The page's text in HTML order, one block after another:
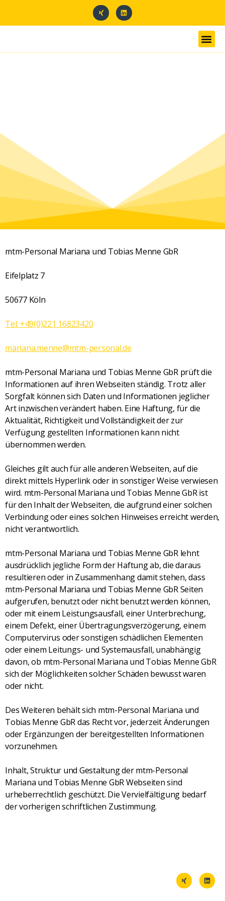
mtm-Personal Mariana und Tobias Menne GbR
Eifelplatz 7
50677 Köln
Tel: +49(0)221 16823420
mariana.menne@mtm-personal.de
mtm-Personal Mariana und Tobias Menne GbR prüft die
Informationen auf ihren Webseiten ständig. Trotz aller
Sorgfalt können sich Daten und Informationen jeglicher
Art inzwischen verändert haben. Eine Haftung, für die
Aktualität, Richtigkeit und Vollständigkeit der zur
Verfügung gestellten Informationen kann nicht
übernommen werden.
Gleiches gilt auch für alle anderen Webseiten, auf die
direkt mittels Hyperlink oder in sonstiger Weise verwiesen
wird. mtm-Personal Mariana und Tobias Menne GbR ist
für den Inhalt der Webseiten, die aufgrund einer solchen
Verbindung oder eines solchen Hinweises erreicht werden,
nicht verantwortlich.
mtm-Personal Mariana und Tobias Menne GbR lehnt
ausdrücklich jegliche Form der Haftung ab, die daraus
resultieren oder in Zusammenhang damit stehen, dass
mtm-Personal Mariana und Tobias Menne GbR Seiten
aufgerufen, benutzt oder nicht benutzt werden können,
oder mit einem Leistungsausfall, einer Unterbrechung,
einem Defekt, einer Übertragungsverzögerung, einem
Computervirus oder sonstigen schädlichen Elementen
oder einem Leitungs- und Systemausfall, unabhängig
davon, ob mtm-Personal Mariana und Tobias Menne GbR
sich der Möglichkeiten solcher Schäden bewusst waren
oder nicht.
Des Weiteren behält sich mtm-Personal Mariana und
Tobias Menne GbR das Recht vor, jederzeit Änderungen
oder Ergänzungen der bereitgestellten Informationen
vorzunehmen.
Inhalt, Struktur und Gestaltung der mtm-Personal
Mariana und Tobias Menne GbR Webseiten sind
urheberrechtlich geschützt. Die Vervielfältigung bedarf
der vorherigen schriftlichen Zustimmung.